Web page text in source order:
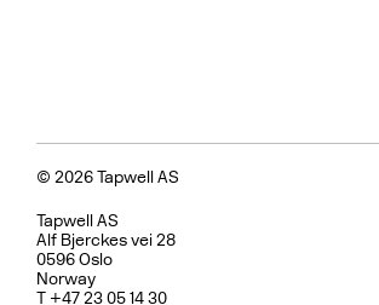
© 2026 Tapwell AS
Tapwell AS
Alf Bjerckes vei 28
0596 Oslo
Norway
T +47 23 05 14 30